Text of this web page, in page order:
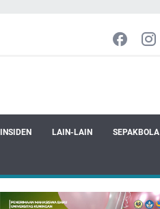
INSIDEN LAIN-LAIN SEPAKBOLA